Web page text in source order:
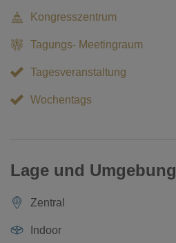
Kongresszentrum
Tagungs- Meetingraum
Tagesveranstaltung
Wochentags
Lage und Umgebung
Zentral
Indoor